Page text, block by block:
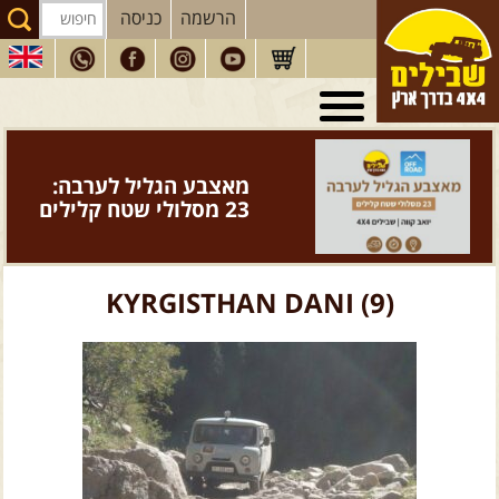
הרשמה כניסה
טיולי 4X4
בארץ
מסעות בעולם
טיוליםלרכב פנאי
הדרכותנהיגה
המדריכיםשלנו
פודקאסט ג'יפאות
מאצבע הגליל לערבה:
23 מסלולי שטח קלילים
KYRGISTHAN DANI (9)